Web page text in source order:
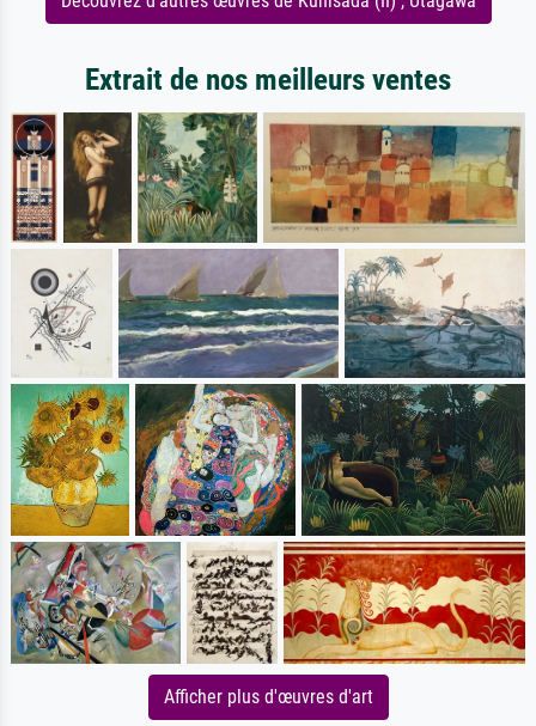
Extrait de nos meilleurs ventes
Afficher plus d'œuvres d'art